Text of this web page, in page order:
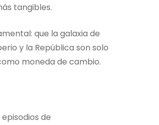
tangibles.
que la galaxia de
y la República son solo
moneda de cambio.
de